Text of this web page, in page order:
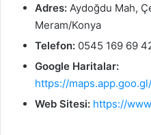
Adres: Aydoğdu Mah,
Meram/Konya
Telefon: 0545 169 69
Google Haritalar:
https://
Web Sitesi: https://